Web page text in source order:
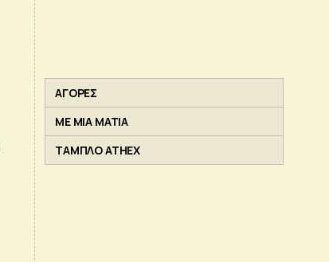
ΑΓΟΡΕΣ
ΜΕ ΜΙΑ ΜΑΤΙΑ
ΤΑΜΠΛΟ ATHEX